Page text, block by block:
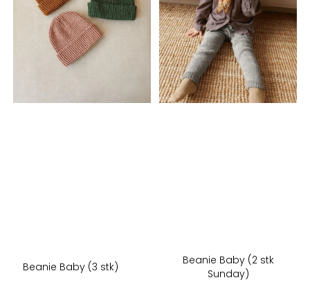
Beanie Baby (3 stk)
Beanie Baby (2 stk
Sunday)